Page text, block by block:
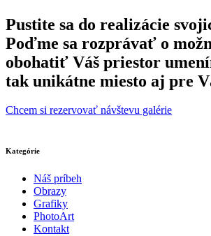
Pustite sa do realizácie
Poďme sa rozprávať o
obohatiť Váš priestor
tak unikátne miesto aj pre
Chcem si rezervovať návštevu galérie
Kategórie
Náš príbeh
Obrazy
Grafiky
PhotoArt
Kontakt